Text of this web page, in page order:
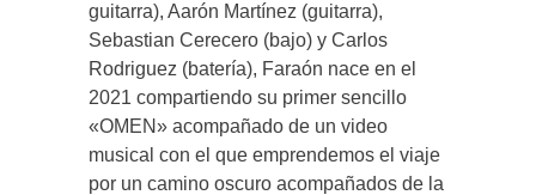
guitarra), Aarón Martínez (guitarra),
Sebastian Cerecero (bajo) y Carlos
Rodriguez (batería), Faraón nace en el
2021 compartiendo su primer sencillo
«OMEN» acompañado de un video
musical con el que emprendemos el viaje
por un camino oscuro acompañados de la